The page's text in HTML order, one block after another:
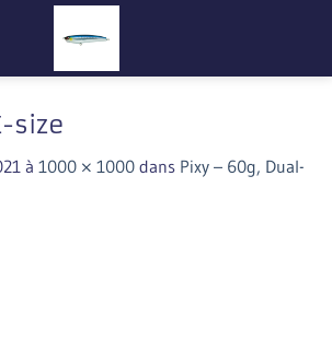
size
à 1000 × 1000 dans Pixy – 60g, Dual-